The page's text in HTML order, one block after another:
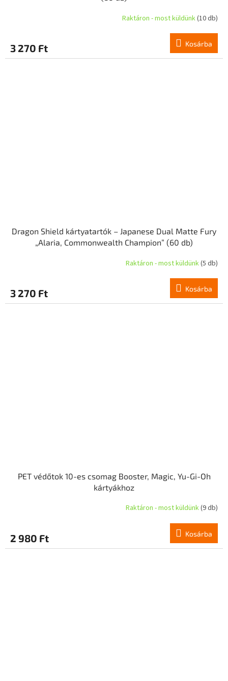
Raktáron - most küldünk(10 db)
3 270 Ft Kosárba
Dragon Shield kártyatartók – Japanese Dual Matte Fury
„Alaria, Commonwealth Champion” (60 db)
Raktáron - most küldünk(5 db)
3 270 Ft Kosárba
PET védőtok 10-es csomag Booster, Magic, Yu-Gi-Oh
kártyákhoz
Raktáron - most küldünk(9 db)
2 980 Ft Kosárba